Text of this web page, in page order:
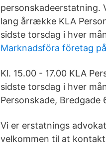
personskadeerstatning.
lang årrække KLA
sidste torsdag i hver
Marknadsföra företag
Kl. 15.00 - 17.00 KLA
sidste torsdag i hver
Personskade, Bredgade
Vi er erstatnings
velkommen til at